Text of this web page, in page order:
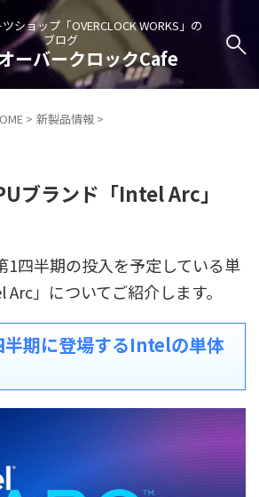
ショップ「OVERCLOCK WORKS」の
ブログ
ーバークロックCafe
> 新製品情報 >
ブランド「Intel Arc」
四半期の投入を予定している単
」についてご紹介します。
期に登場するIntelの単体